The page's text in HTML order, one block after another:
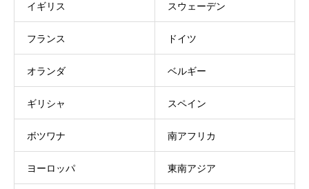
イギリス スウェーデン
フランス ドイツ
オランダ ベルギー
ギリシャ スペイン
ボツワナ 南アフリカ
ヨーロッパ 東南アジア